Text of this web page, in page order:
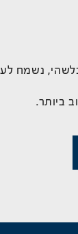
נשמח
ביותר.